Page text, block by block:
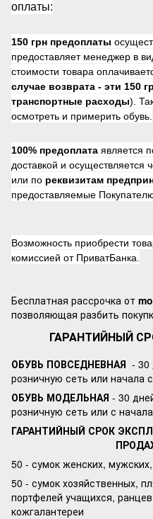
оплаты:
150 грн предоплаты
предоставляет менеджер в
стоимости товара
случае возврата - эти 150
транспортные расходы).
осмотреть и примерить обувь.
100% предоплата является
доставкой и осуществляется
или по реквизитам
предоставляемые
Возможность приобрести
комиссией от ПриватБанка.
Бесплатная рассрочка от
позволяющая разбить
ГАРАНТИЙНЫЙ
ОБУВЬ ПОВСЕДНЕВНАЯ - 30
розничную сеть или начала
ОБУВЬ МОДЕЛЬНАЯ - 30
розничную сеть или с
ГАРАНТИЙНЫЙ СРОК
50 - сумок женских,
50 - сумок хозяйственных,
портфелей учащихся,
кожгалантереи